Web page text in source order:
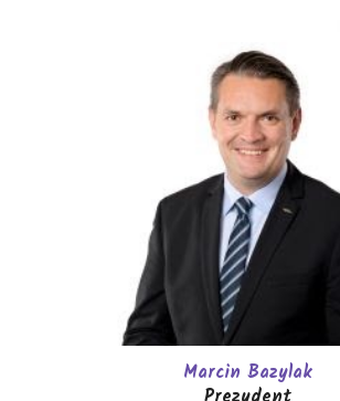
Marcin Bazylak